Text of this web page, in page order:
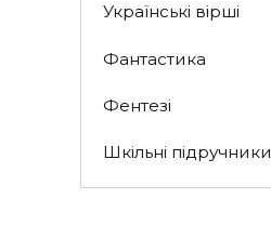
Українські вірші
Фантастика
Фентезі
Шкільні підручники